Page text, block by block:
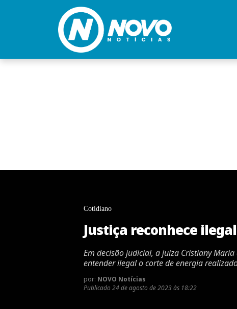
Cotidiano
Justiça reconhece
Em decisão judicial, a juíza Cristiany
entender ilegal o corte de energia
por: NOVO Notícias
Publicado 24 de agosto de 2023 às 18:22